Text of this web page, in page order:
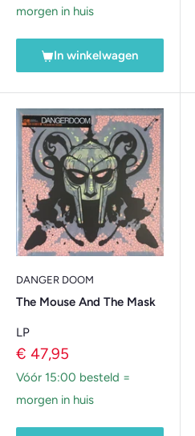
morgen in huis
In winkelwagen
DANGER DOOM
The Mouse And The Mask
LP
Verkoopprijs
€ 47,95
Vóór 15:00 besteld =
morgen in huis